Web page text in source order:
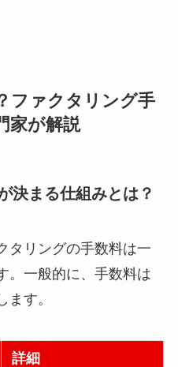
ファクタリング手
家が解説
決まる仕組みとは？
タリングの手数料は一
。一般的に、手数料は
ます。
詳細